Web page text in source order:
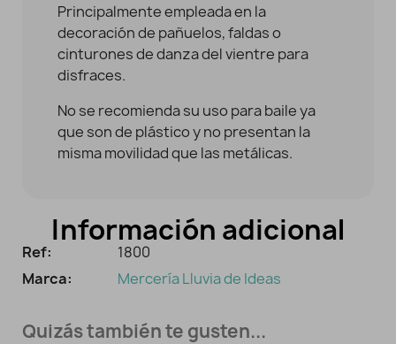
Principalmente empleada en la
decoración de pañuelos, faldas o
cinturones de danza del vientre para
disfraces.
No se recomienda su uso para baile ya
que son de plástico y no presentan la
misma movilidad que las metálicas.
Información adicional
Ref:
1800
Marca:
Mercería Lluvia de Ideas
Quizás también te gusten...